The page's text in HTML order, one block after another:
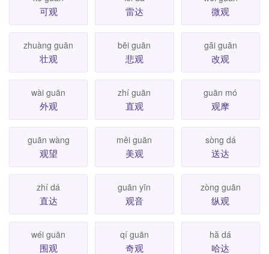
可观 雷达 微观
zhuàng guān
壮观
bēi guān
悲观
găi guān
改观
wài guān
外观
zhí guān
直观
guān mó
观摩
guān wàng
观望
měi guān
美观
sòng dá
送达
zhí dá
直达
guān yīn
观音
zòng guān
纵观
wéi guān
围观
qí guān
奇观
hă dá
哈达